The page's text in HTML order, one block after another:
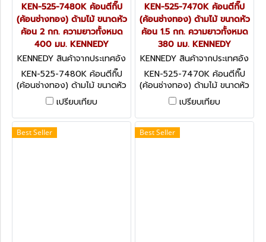
KEN-525-7480K ค้อนตีกิ๊ป
(ค้อนช่างทอง) ด้ามไม้ ขนาดหัว
ค้อน 2 กก. ความยาวทั้งหมด
400 มม. KENNEDY
KENNEDY สินค้าจากประเทศอัง
กฤษ KEN-525-7480K
KEN-525-7480K ค้อนตีกิ๊ป
(ค้อนช่างทอง) ด้ามไม้ ขนาดหัว
ค้อน 2 กก. ความยาวทั้งหมด
400 มม. KENNEDY
เปรียบเทียบ
KEN-525-7470K ค้อนตีกิ๊ป
(ค้อนช่างทอง) ด้ามไม้ ขนาดหัว
ค้อน 1.5 กก. ความยาวทั้งหมด
380 มม. KENNEDY
KENNEDY สินค้าจากประเทศอัง
กฤษ KEN-525-7470K
KEN-525-7470K ค้อนตีกิ๊ป
(ค้อนช่างทอง) ด้ามไม้ ขนาดหัว
ค้อน 1.5 กก. ความยาวทั้งหมด
380 มม. KENNEDY
เปรียบเทียบ
Best Seller Best Seller